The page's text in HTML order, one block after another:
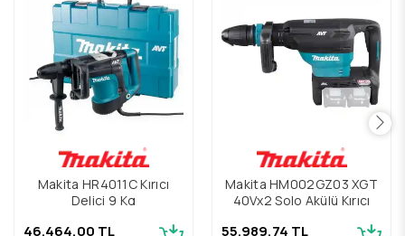
Makita HR4011C Kırıcı
Delici 9 Kg
46.464,00 TL
Makita HM002GZ03 XGT
40Vx2 Solo Akülü Kırıcı
55.989,74 TL